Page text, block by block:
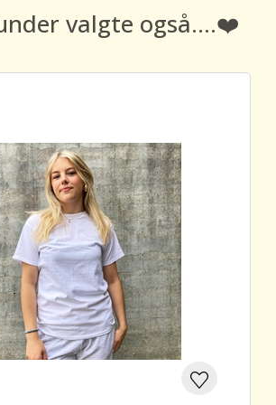
valgte også....❤️